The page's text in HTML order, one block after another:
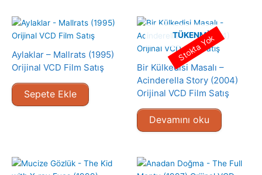
Aylaklar – Mallrats (1995)
Orijinal VCD Film Satış
Sepete Ekle
TÜKENMIŞ
Bir Külkedisi Masalı –
Acinderella Story (2004)
Orijinal VCD Film Satış
Devamını oku
Stokta Yok